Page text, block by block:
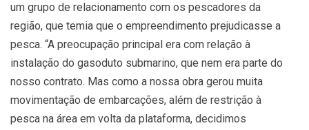
um grupo de relacionamento com os pescadores da
região, que temia que o empreendimento prejudicasse a
pesca. “A preocupação principal era com relação à
instalação do gasoduto submarino, que nem era parte do
nosso contrato. Mas como a nossa obra gerou muita
movimentação de embarcações, além de restrição à
pesca na área em volta da plataforma, decidimos